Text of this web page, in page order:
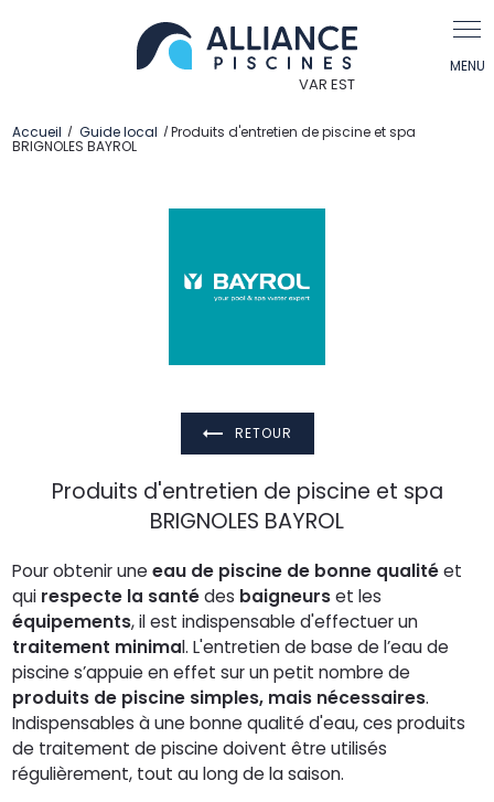
Accueil Guide local Produits d'entretien de piscine et spa
BRIGNOLES BAYROL
RETOUR
Produits d'entretien de piscine et spa
BRIGNOLES BAYROL
Pour obtenir uneeau de piscine de bonne qualitéet
qui respecte la santédes baigneurset les
équipements, il est indispensable d'effectuer un
traitement minimal. L'entretien de base de l’eau de
piscine s’appuie en effet sur un petit nombre de
produits de piscine simples, mais nécessaires.
Indispensables à une bonne qualité d'eau, ces produits
de traitement de piscine doivent être utilisés
régulièrement, tout au long de la saison.